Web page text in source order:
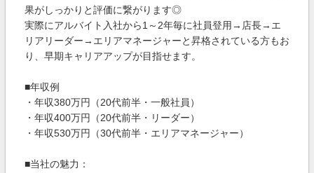
果がしっかりと評価に繋がります◎
実際にアルバイト入社から1～2年毎に社員登用→店長→エ
リアリーダー→エリアマネージャーと昇格されている方もお
り、早期キャリアアップが目指せます。
■年収例
・年収380万円（20代前半・一般社員）
・年収400万円（20代前半・リーダー）
・年収530万円（30代前半・エリアマネージャー）
■当社の魅力：